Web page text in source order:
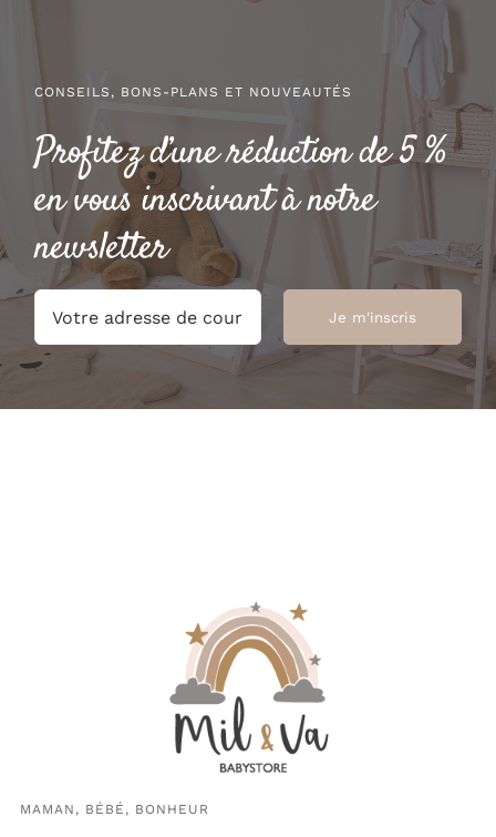
CONSEILS, BONS-PLANS ET NOUVEAUTÉS
Profitez d’une réduction de 5 %
en vous inscrivant à notre
newsletter
MAMAN, BÉBÉ, BONHEUR